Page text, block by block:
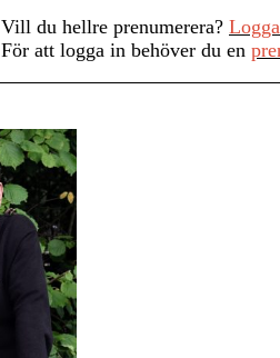
Vill du hellre prenumerera?
För att logga in behöver du en